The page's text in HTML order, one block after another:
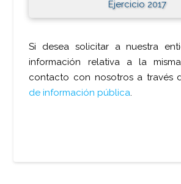
Ejercicio 2017
Si desea solicitar a nuestra
información relativa a la
contacto con nosotros a través
de información pública.